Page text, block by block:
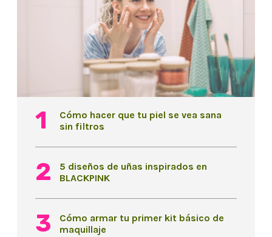
Cómo hacer que tu piel se vea sana
sin filtros
5 diseños de uñas inspirados en
BLACKPINK
Cómo armar tu primer kit básico de
maquillaje